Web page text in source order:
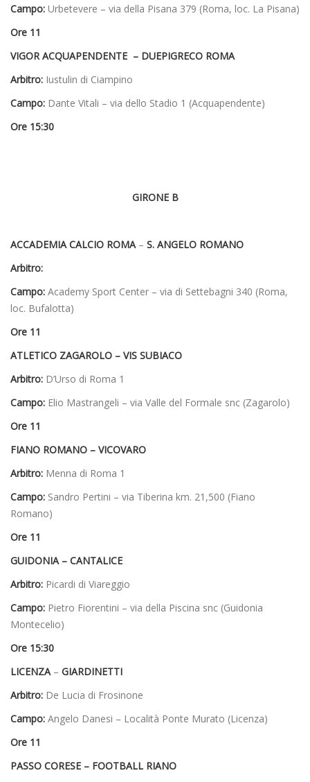
Campo: Urbetevere – via della Pisana 379 (Roma, loc. La Pisana)
Ore 11
VIGOR ACQUAPENDENTE – DUEPIGRECO ROMA
Arbitro: Iustulin di Ciampino
Campo: Dante Vitali – via dello Stadio 1 (Acquapendente)
Ore 15:30
GIRONE B
ACCADEMIA CALCIO ROMA– S. ANGELO ROMANO
Arbitro:
Campo: Academy Sport Center – via di Settebagni 340 (Roma,
loc. Bufalotta)
Ore 11
ATLETICO ZAGAROLO – VIS SUBIACO
Arbitro: D’Urso di Roma 1
Campo: Elio Mastrangeli – via Valle del Formale snc (Zagarolo)
Ore 11
FIANO ROMANO – VICOVARO
Arbitro: Menna di Roma 1
Campo: Sandro Pertini – via Tiberina km. 21,500 (Fiano
Romano)
Ore 11
GUIDONIA – CANTALICE
Arbitro: Picardi di Viareggio
Campo: Pietro Fiorentini – via della Piscina snc (Guidonia
Montecelio)
Ore 15:30
LICENZA– GIARDINETTI
Arbitro: De Lucia di Frosinone
Campo: Angelo Danesi – Località Ponte Murato (Licenza)
Ore 11
PASSO CORESE – FOOTBALL RIANO